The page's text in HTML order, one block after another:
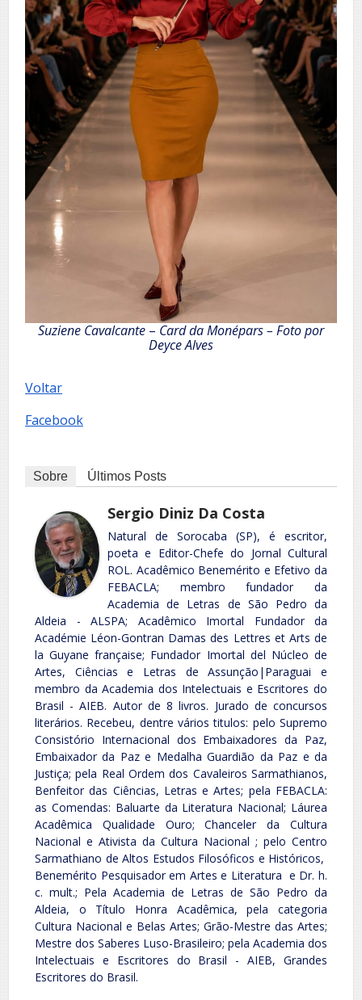
Suziene Cavalcante – Card da Monépars – Foto por
Deyce Alves
Voltar
Facebook
Sobre Últimos Posts
Sergio Diniz Da Costa
Natural de Sorocaba (SP), é escritor,
poeta e Editor-Chefe do Jornal Cultural
ROL. Acadêmico Benemérito e Efetivo da
FEBACLA; membro fundador da
Academia de Letras de São Pedro da
Aldeia - ALSPA; Acadêmico Imortal Fundador da
Académie Léon-Gontran Damas des Lettres et Arts de
la Guyane française; Fundador Imortal del Núcleo de
Artes, Ciências e Letras de Assunção|Paraguai e
membro da Academia dos Intelectuais e Escritores do
Brasil - AIEB. Autor de 8 livros. Jurado de concursos
literários. Recebeu, dentre vários titulos: pelo Supremo
Consistório Internacional dos Embaixadores da Paz,
Embaixador da Paz e Medalha Guardião da Paz e da
Justiça; pela Real Ordem dos Cavaleiros Sarmathianos,
Benfeitor das Ciências, Letras e Artes; pela FEBACLA:
as Comendas: Baluarte da Literatura Nacional; Láurea
Acadêmica Qualidade Ouro; Chanceler da Cultura
Nacional e Ativista da Cultura Nacional ; pelo Centro
Sarmathiano de Altos Estudos Filosóficos e Históricos,
Benemérito Pesquisador em Artes e Literatura e Dr. h.
c. mult.; Pela Academia de Letras de São Pedro da
Aldeia, o Título Honra Acadêmica, pela categoria
Cultura Nacional e Belas Artes; Grão-Mestre das Artes;
Mestre dos Saberes Luso-Brasileiro; pela Academia dos
Intelectuais e Escritores do Brasil - AIEB, Grandes
Escritores do Brasil.